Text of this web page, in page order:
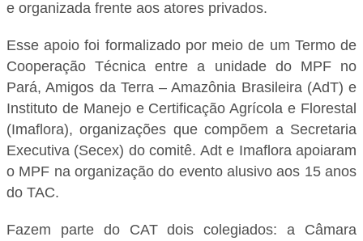
e organizada frente aos atores privados.
Esse apoio foi formalizado por meio de um Termo de
Cooperação Técnica entre a unidade do MPF no
Pará, Amigos da Terra – Amazônia Brasileira (AdT) e
Instituto de Manejo e Certificação Agrícola e Florestal
(Imaflora), organizações que compõem a Secretaria
Executiva (Secex) do comitê. Adt e Imaflora apoiaram
o MPF na organização do evento alusivo aos 15 anos
do TAC.
Fazem parte do CAT dois colegiados: a Câmara